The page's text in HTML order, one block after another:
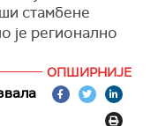
Украјини.
од
стратешко
сукоб,
где и Руси и
циљеве",
стамбене
је регионално
ОПШИРНИЈЕ